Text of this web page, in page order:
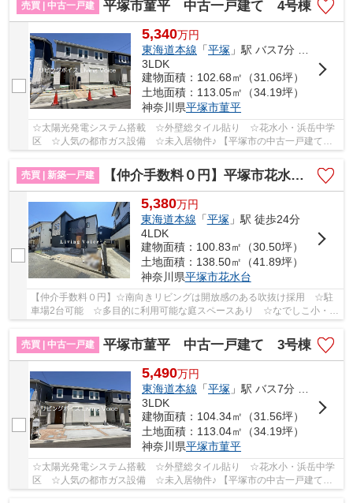
売買 | 中古一戸建
平塚市菫平 中古一戸建て 4号棟
5,340万円
東海道本線 「平塚 」駅 バス7分 「バス停」 停歩2分
3LDK
建物面積：102.68㎡（31.06坪）
土地面積：113.05㎡（34.19坪）
神奈川県平塚市菫平
☆太陽光発電システム搭載 ☆外壁総タイル貼り ☆花水小・浜岳中学
区 ☆人気の都市ガス設備 ☆未入居物件♪ 【平塚市の中古一戸建ての
売買 | 新築一戸建
【仲介手数料０円】平塚市花水台 新築一戸建て
5,380万円
東海道本線 「平塚 」駅 徒歩24分
4LDK
建物面積：100.83㎡（30.50坪）
土地面積：138.50㎡（41.89坪）
神奈川県平塚市花水台
【仲介手数料０円】☆南向きリビングは開放感のある吹抜け採用 ☆駐
車場2台可能 ☆多目的に利用可能な庭スペースあり ☆なでしこ小・浜
売買 | 中古一戸建
平塚市菫平 中古一戸建て 3号棟
5,490万円
東海道本線 「平塚 」駅 バス7分 「バス停」 停歩2分
3LDK
建物面積：104.34㎡（31.56坪）
土地面積：113.04㎡（34.19坪）
神奈川県平塚市菫平
☆太陽光発電システム搭載 ☆外壁総タイル貼り ☆花水小・浜岳中学
区 ☆人気の都市ガス設備 ☆未入居物件♪ 【平塚市の中古一戸建ての